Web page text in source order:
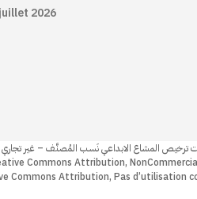
2026
Commons Attribution,
Commons Attribution, Pas d’utilisation